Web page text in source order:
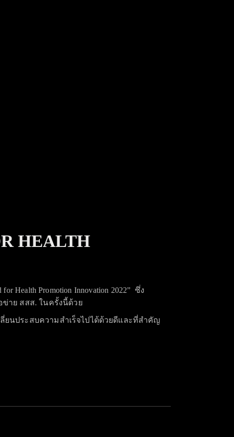
HEALTH
Health Promotion Innovation 2022” ซึ่ง
ข่าย สสส. ในครั้งนี้ด้วย
นประสบความสำเร็จไปได้ด้วยดีและที่สำคัญ